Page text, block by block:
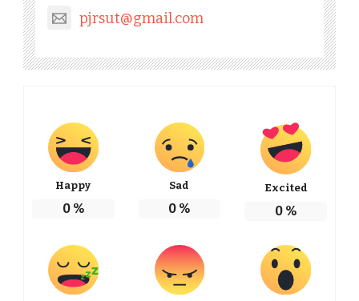
pjrsut@gmail.com
Happy
0%
Sad
0 %
Excited
0 %